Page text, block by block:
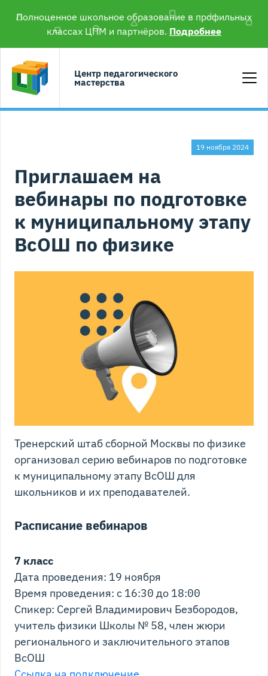
Полноценное школьное образование в профильных
классах ЦПМ и партнёров. Подробнее
Центр педагогического
мастерства
19 ноября 2024
Приглашаем на
вебинары по подготовке
к муниципальному этапу
ВсОШ по физике
Тренерский штаб сборной Москвы по физике
организовал серию вебинаров по подготовке
к муниципальному этапу ВсОШ для
школьников и их преподавателей.
Расписание вебинаров
7 класс
Дата проведения: 19 ноября
Время проведения: с 16:30 до 18:00
Спикер: Сергей Владимирович Безбородов,
учитель физики Школы № 58, член жюри
регионального и заключительного этапов
ВсОШ